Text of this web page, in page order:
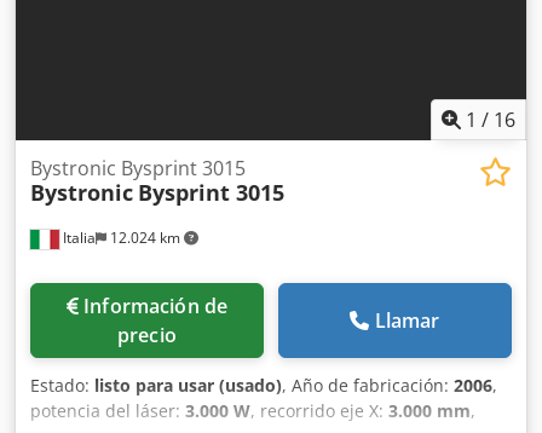
1 / 16
Italia 12.024 km
Bystronic Bysprint 3015
Bystronic Bysprint 3015
Información de
precio
Llamar
Estado: listo para usar (usado), Año de fabricación: 2006,
potencia del láser: 3.000 W, recorrido eje X: 3.000 mm,